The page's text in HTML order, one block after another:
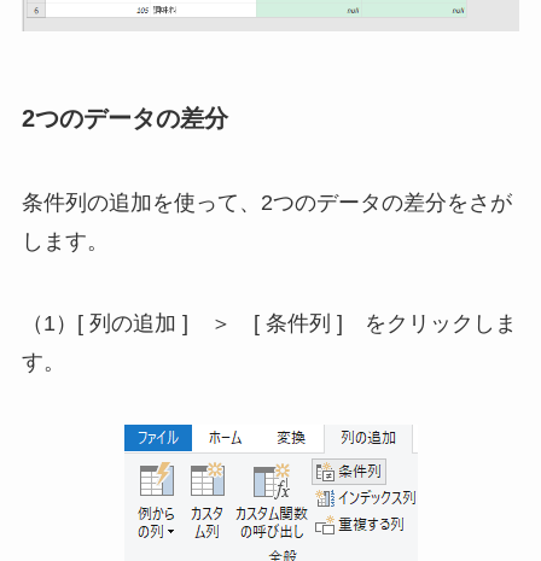
2つのデータの差分
条件列の追加を使って、2つのデータの差分をさが
します。
（1）[ 列の追加 ] ＞ [ 条件列 ] をクリックしま
す。